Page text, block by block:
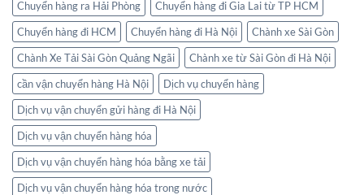
Chuyển hàng ra Hải Phòng
Chuyển hàng đi Gia Lai từ TP HCM
Chuyển hàng đi HCM
Chuyển hàng đi Hà Nội
Chành xe Sài Gòn
Chành Xe Tải Sài Gòn Quảng Ngãi
Chành xe từ Sài Gòn đi Hà Nội
cần vận chuyển hàng Hà Nội
Dịch vụ chuyển hàng
Dịch vụ vận chuyển gửi hàng đi Hà Nội
Dịch vụ vận chuyển hàng hóa
Dịch vụ vận chuyển hàng hóa bằng xe tải
Dịch vụ vận chuyển hàng hóa trong nước